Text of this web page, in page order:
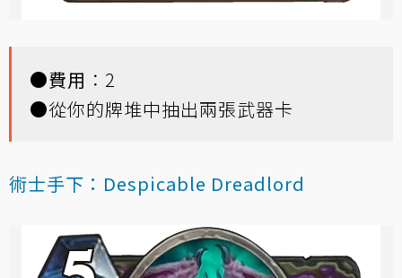
●費用 ：2
●從你的牌堆中抽出兩張武器卡
術士手下：Despicable Dreadlord